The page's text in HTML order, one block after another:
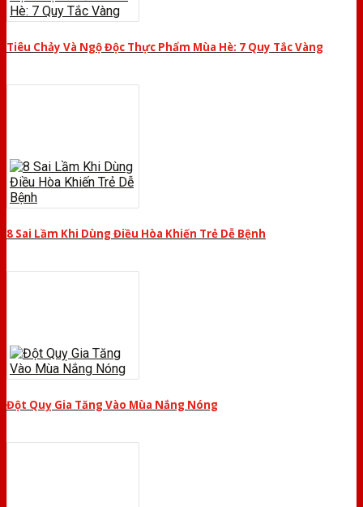
Tiêu Chảy Và Ngộ Độc Thực Phẩm Mùa Hè: 7 Quy Tắc Vàng
8 Sai Lầm Khi Dùng Điều Hòa Khiến Trẻ Dễ Bệnh
Đột Quỵ Gia Tăng Vào Mùa Nắng Nóng